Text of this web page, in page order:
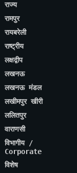
राज्य
रामपुर
रायबरेली
राष्ट्रीय
लक्षद्वीप
लखनऊ
लखनऊ मंडल
लखीमपुर खीरी
ललितपुर
वाराणसी
विभागीय /
Corporate
विशेष